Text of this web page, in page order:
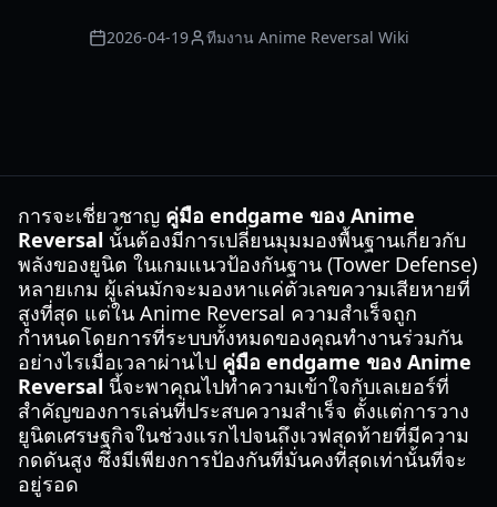
2026-04-19 ทีมงาน Anime Reversal Wiki
การจะเชี่ยวชาญ คู่มือ endgame ของ Anime
Reversal นั้นต้องมีการเปลี่ยนมุมมองพื้นฐานเกี่ยวกับ
พลังของยูนิต ในเกมแนวป้องกันฐาน (Tower Defense)
หลายเกม ผู้เล่นมักจะมองหาแค่ตัวเลขความเสียหายที่
สูงที่สุด แต่ใน Anime Reversal ความสำเร็จถูก
กำหนดโดยการที่ระบบทั้งหมดของคุณทำงานร่วมกัน
อย่างไรเมื่อเวลาผ่านไป คู่มือ endgame ของ Anime
Reversal นี้จะพาคุณไปทำความเข้าใจกับเลเยอร์ที่
สำคัญของการเล่นที่ประสบความสำเร็จ ตั้งแต่การวาง
ยูนิตเศรษฐกิจในช่วงแรกไปจนถึงเวฟสุดท้ายที่มีความ
กดดันสูง ซึ่งมีเพียงการป้องกันที่มั่นคงที่สุดเท่านั้นที่จะ
อยู่รอด